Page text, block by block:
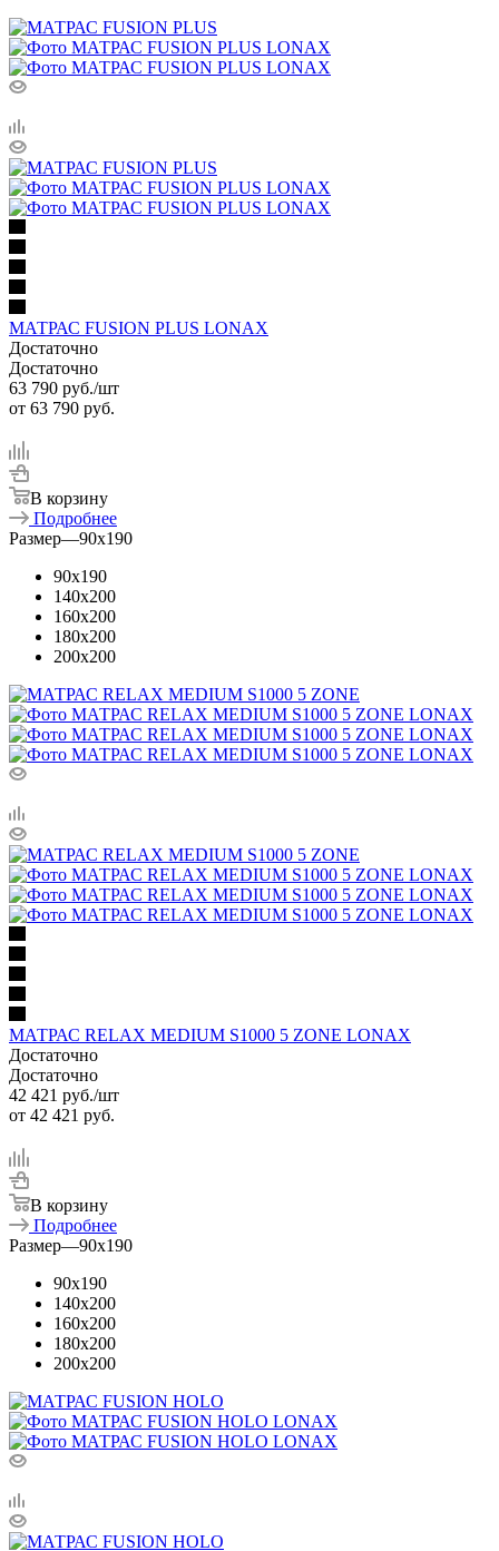
МАТРАС FUSION PLUS LONAX
Достаточно
Достаточно
63 790 руб./шт
от 63 790 руб.
В корзину
Подробнее
Размер—90x190
90x190
140x200
160x200
180x200
200x200
МАТРАС RELAX MEDIUM S1000 5 ZONE LONAX
Достаточно
Достаточно
42 421 руб./шт
от 42 421 руб.
В корзину
Подробнее
Размер—90x190
90x190
140x200
160x200
180x200
200x200